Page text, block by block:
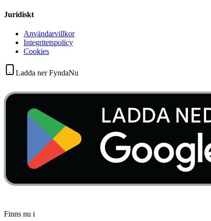
Juridiskt
Användarvillkor
Integritetspolicy
Cookies
Ladda ner FyndaNu
Finns nu i